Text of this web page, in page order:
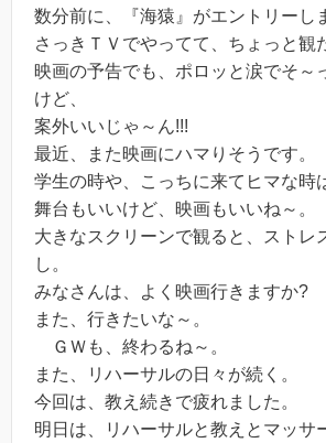
数分前に、『海猿』がエントリーし
さっきＴＶでやってて、ちょっと観
映画の予告でも、ポロッと涙でそ～
けど、
案外いいじゃ～ん!!!
最近、また映画にハマりそうです。
学生の時や、こっちに来てヒマな時
舞台もいいけど、映画もいいね～。
大きなスクリーンで観ると、ストレ
し。
みなさんは、よく映画行きますか?
また、行きたいな～。
ＧＷも、終わるね～。
また、リハーサルの日々が続く。
今回は、教え続きで疲れました。
明日は、リハーサルと教えとマッサ